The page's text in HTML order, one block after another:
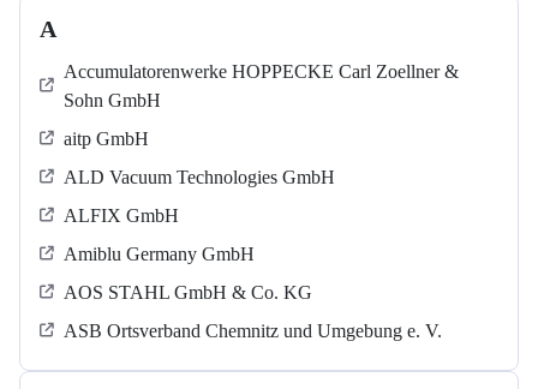
A
Accumulatorenwerke HOPPECKE Carl Zoellner &
Sohn GmbH
aitp GmbH
ALD Vacuum Technologies GmbH
ALFIX GmbH
Amiblu Germany GmbH
AOS STAHL GmbH & Co. KG
ASB Ortsverband Chemnitz und Umgebung e. V.